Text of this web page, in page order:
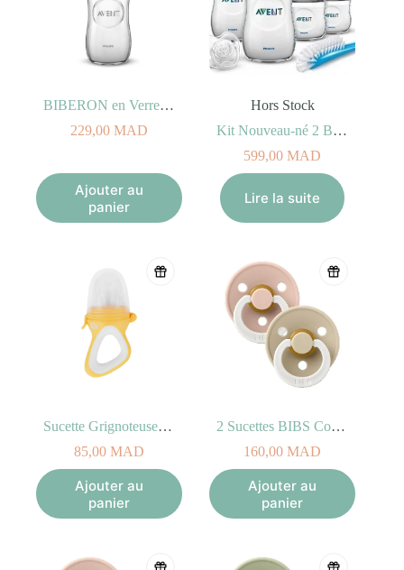
BIBERON en Verre Natural 240ml 1m+
229,00 MAD
Ajouter au
panier
Hors Stock
Kit Nouveau-né 2 Biberons 260ml + 2 Biberons 125ml + 1 Sucette + 1 Brosse Natural
599,00 MAD
Lire la suite
Sucette Grignoteuse 4M+
85,00 MAD
Ajouter au
panier
2 Sucettes BIBS Colour Anatomic Blush/Vanilla – GLOW (0-6mois)
160,00 MAD
Ajouter au
panier